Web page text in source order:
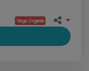
Vaga Urgente